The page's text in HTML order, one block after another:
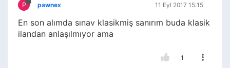
P pawnex 11 Eyl 2017 15:15
En son alımda sınav klasikmiş sanırım buda klasik
ilandan anlaşılmıyor ama
1